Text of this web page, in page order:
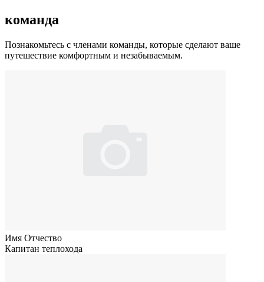
команда
Познакомьтесь с членами команды, которые сделают ваше
путешествие комфортным и незабываемым.
Имя Отчество
Капитан теплохода